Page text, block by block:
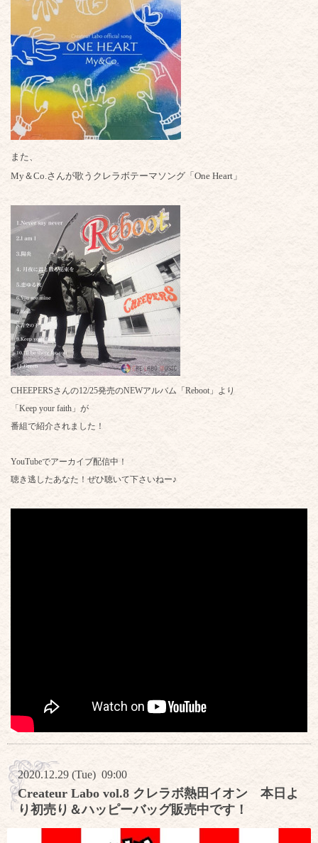
また、
My＆Co.さんが歌うクレラボテーマソング「One Heart」
CHEEPERSさんの12/25発売のNEWアルバム「Reboot」より
「Keep your faith」が
番組で紹介されました！
YouTubeでアーカイブ配信中！
聴き逃したあなた！ぜひ聴いて下さいねー♪
2020.12.29 (Tue) 09:00
Createur Labo vol.8 クレラボ熱田イオン 本日よ
り初売り＆ハッピーバッグ販売中です！